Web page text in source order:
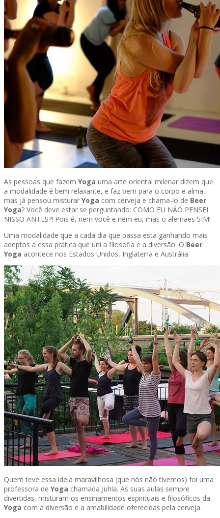
As pessoas que fazem Yoga uma arte oriental milenar dizem que
a modalidade é bem relaxante, e faz bem para o corpo e alma,
mas já pensou misturar Yoga com cerveja e chama-lo de Beer
Yoga? Você deve estar se perguntando: COMO EU NÃO PENSEI
NISSO ANTES?! Pois é, nem você e nem eu, mas o alemães SIM!
Uma modalidade que a cada dia que passa esta ganhando mais
adeptos a essa pratica que uni a filosofia e a diversão. O Beer
Yoga acontece nos Estados Unidos, Inglaterra e Austrália.
Quem teve essa ideia maravilhosa (que nós não tivemos) foi uma
professora de Yoga chamada Juhla. As suas aulas sempre
divertidas, misturam os ensinamentos espirituais e filosóficos da
Yoga com a diversão e a amabilidade oferecidas pela cerveja.